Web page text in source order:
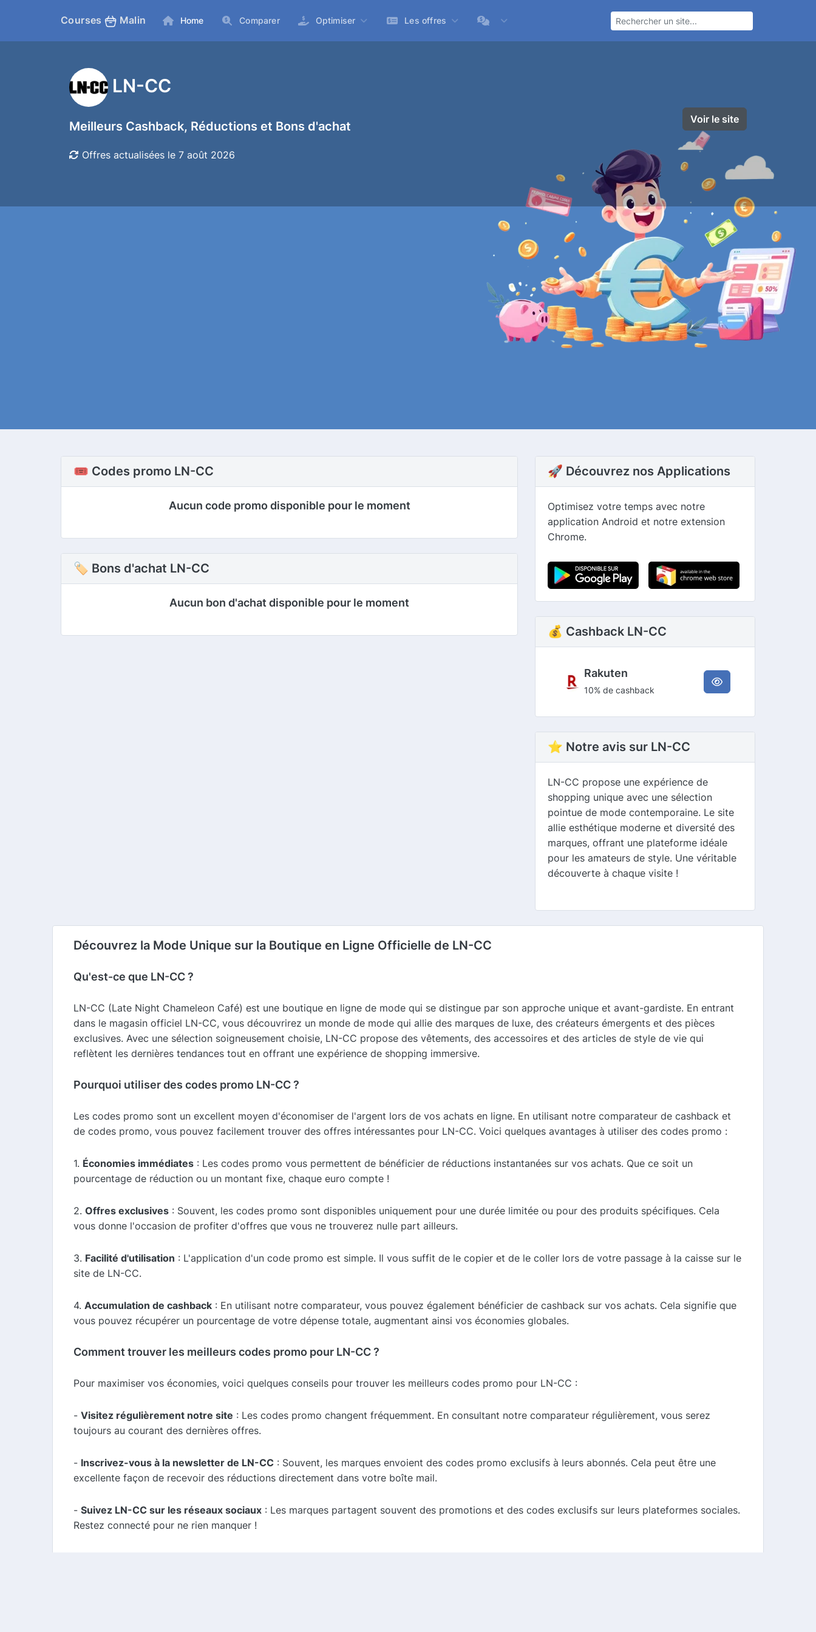
Courses Malin Home Comparer Optimiser Les offres
LN-CC
Meilleurs Cashback, Réductions et Bons d'achat
Offres actualisées le 7 août 2026
Voir le site
🎟️ Codes promo LN-CC
Aucun code promo disponible pour le moment
🏷 Bons d'achat LN-CC
Aucun bon d'achat disponible pour le moment
🚀 Découvrez nos Applications
Optimisez votre temps avec notre
application Android et notre extension
Chrome.
💰 Cashback LN-CC
Rakuten
10% de cashback
⭐ Notre avis sur LN-CC
LN-CC propose une expérience de
shopping unique avec une sélection
pointue de mode contemporaine. Le site
allie esthétique moderne et diversité des
marques, offrant une plateforme idéale
pour les amateurs de style. Une véritable
découverte à chaque visite !
Découvrez la Mode Unique sur la Boutique en Ligne Officielle de LN-CC
Qu'est-ce que LN-CC ?
LN-CC (Late Night Chameleon Café) est une boutique en ligne de mode qui se distingue par son approche unique et avant-gardiste. En entrant
dans le magasin officiel LN-CC, vous découvrirez un monde de mode qui allie des marques de luxe, des créateurs émergents et des pièces
exclusives. Avec une sélection soigneusement choisie, LN-CC propose des vêtements, des accessoires et des articles de style de vie qui
reflètent les dernières tendances tout en offrant une expérience de shopping immersive.
Pourquoi utiliser des codes promo LN-CC ?
Les codes promo sont un excellent moyen d'économiser de l'argent lors de vos achats en ligne. En utilisant notre comparateur de cashback et
de codes promo, vous pouvez facilement trouver des offres intéressantes pour LN-CC. Voici quelques avantages à utiliser des codes promo :
1. Économies immédiates : Les codes promo vous permettent de bénéficier de réductions instantanées sur vos achats. Que ce soit un
pourcentage de réduction ou un montant fixe, chaque euro compte !
2. Offres exclusives : Souvent, les codes promo sont disponibles uniquement pour une durée limitée ou pour des produits spécifiques. Cela
vous donne l'occasion de profiter d'offres que vous ne trouverez nulle part ailleurs.
3. Facilité d'utilisation : L'application d'un code promo est simple. Il vous suffit de le copier et de le coller lors de votre passage à la caisse sur le
site de LN-CC.
4. Accumulation de cashback : En utilisant notre comparateur, vous pouvez également bénéficier de cashback sur vos achats. Cela signifie que
vous pouvez récupérer un pourcentage de votre dépense totale, augmentant ainsi vos économies globales.
Comment trouver les meilleurs codes promo pour LN-CC ?
Pour maximiser vos économies, voici quelques conseils pour trouver les meilleurs codes promo pour LN-CC :
- Visitez régulièrement notre site : Les codes promo changent fréquemment. En consultant notre comparateur régulièrement, vous serez
toujours au courant des dernières offres.
- Inscrivez-vous à la newsletter de LN-CC : Souvent, les marques envoient des codes promo exclusifs à leurs abonnés. Cela peut être une
excellente façon de recevoir des réductions directement dans votre boîte mail.
- Suivez LN-CC sur les réseaux sociaux : Les marques partagent souvent des promotions et des codes exclusifs sur leurs plateformes sociales.
Restez connecté pour ne rien manquer !